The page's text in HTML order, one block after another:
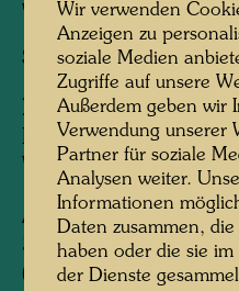
with Günter Dietz
Studio:Dietz Offizin
Nach Werk699 DIE
HÄNGEN AN DER
WIESEN, 1971
Auflage:
3000, mechanisch
(Prägestempel),
Wir verwenden
Anzeigen zu
soziale Medien
Zugriffe auf unsere
Außerdem geben wir
Verwendung unserer
Partner für soziale
Analysen weiter.
Informationen
Daten zusammen,
haben oder die sie
der Dienste